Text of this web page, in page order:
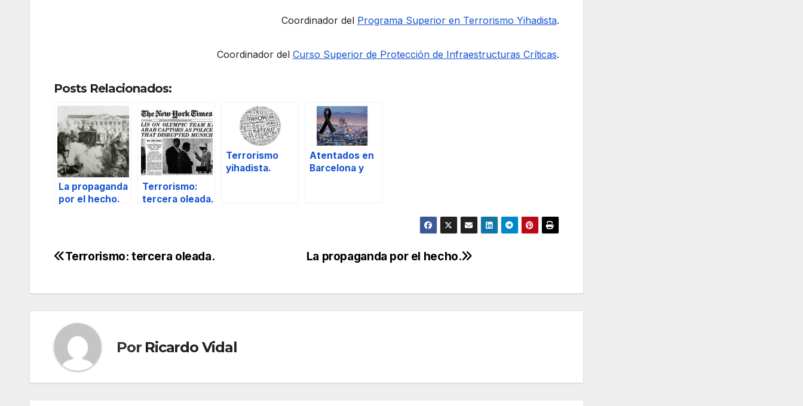
Coordinador del Programa Superior en Terrorismo Yihadista.
Coordinador del Curso Superior de Protección de Infraestructuras Críticas.
Posts Relacionados:
La propaganda
por el hecho.
Terrorismo:
tercera oleada.
Terrorismo
yihadista.
Atentados en
Barcelona y
Navegación
La propaganda por el hecho.
Terrorismo: tercera oleada.
Por Ricardo Vidal